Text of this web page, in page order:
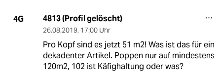
4G 4813 (Profil gelöscht)
26.08.2019, 17:00 Uhr
Pro Kopf sind es jetzt 51 m2! Was ist das für ein
dekadenter Artikel. Poppen nur auf mindestens
120m2, 102 ist Käfighaltung oder was?